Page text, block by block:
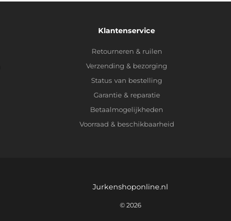
Klantenservice
Retourneren & ruilen
Verzending & bezorging
Status van bestelling
Garantie & reparatie
Betaalmogelijkheden
Voorraad & beschikbaarheid
Jurkenshoponline.nl
© 2026